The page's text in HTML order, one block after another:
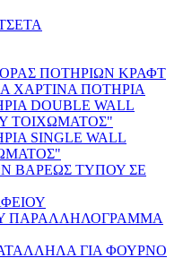
ΠΟΤΗΡΙΩΝ ΚΡΑΦΤ
ΧΑΡΤΙΝΑ ΠΟΤΗΡΙΑ
DOUBLE WALL
ΤΟΙΧΩΜΑΤΟΣ"
SINGLE WALL
ΒΑΡΕΩΣ ΤΥΠΟΥ ΣΕ
ΠΑΡΑΛΛΗΛΟΓΡΑΜΜΑ
ΓΙΑ ΦΟΥΡΝΟ